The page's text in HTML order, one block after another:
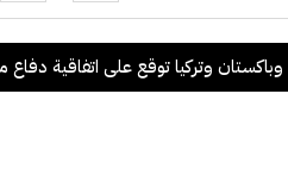
وتركيا توقع على اتفاقية دفاع مشترك